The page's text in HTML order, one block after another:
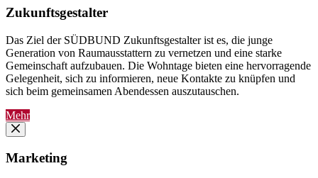
Zukunftsgestalter
Das Ziel der SÜDBUND Zukunftsgestalter ist es, die junge
Generation von Raumausstattern zu vernetzen und eine starke
Gemeinschaft aufzubauen. Die Wohntage bieten eine hervorragende
Gelegenheit, sich zu informieren, neue Kontakte zu knüpfen und
sich beim gemeinsamen Abendessen auszutauschen.
Mehr
Marketing